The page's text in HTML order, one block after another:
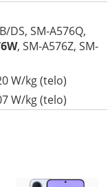
DS, SM-A576Q,
, SM-A576Z, SM-
W/kg (telo)
W/kg (telo)